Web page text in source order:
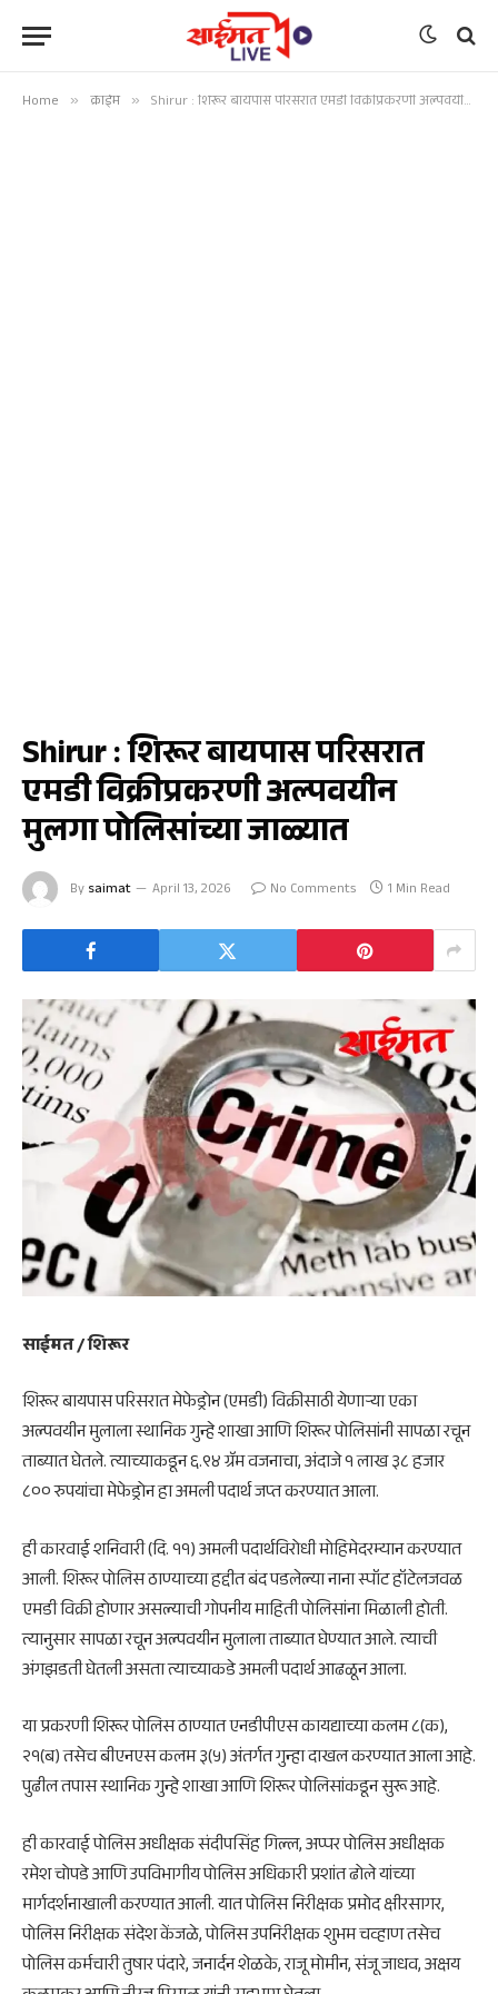
Home » क्राईम » Shirur : शिरूर बायपास परिसरात एमडी विक्रीप्रकरणी अल्पवयीन मुलगा पोलिसांच्या जाळ्यात
Shirur : शिरूर बायपास परिसरात
एमडी विक्रीप्रकरणी अल्पवयीन
मुलगा पोलिसांच्या जाळ्यात
By saimat April 13, 2026 No Comments 1 Min Read
साईमत / शिरूर
शिरूर बायपास परिसरात मेफेड्रोन (एमडी) विक्रीसाठी येणाऱ्या एका
अल्पवयीन मुलाला स्थानिक गुन्हे शाखा आणि शिरूर पोलिसांनी सापळा रचून
ताब्यात घेतले. त्याच्याकडून ६.९४ ग्रॅम वजनाचा, अंदाजे १ लाख ३८ हजार
८०० रुपयांचा मेफेड्रोन हा अमली पदार्थ जप्त करण्यात आला.
ही कारवाई शनिवारी (दि. ११) अमली पदार्थविरोधी मोहिमेदरम्यान करण्यात
आली. शिरूर पोलिस ठाण्याच्या हद्दीत बंद पडलेल्या नाना स्पॉट हॉटेलजवळ
एमडी विक्री होणार असल्याची गोपनीय माहिती पोलिसांना मिळाली होती.
त्यानुसार सापळा रचून अल्पवयीन मुलाला ताब्यात घेण्यात आले. त्याची
अंगझडती घेतली असता त्याच्याकडे अमली पदार्थ आढळून आला.
या प्रकरणी शिरूर पोलिस ठाण्यात एनडीपीएस कायद्याच्या कलम ८(क),
२१(ब) तसेच बीएनएस कलम ३(५) अंतर्गत गुन्हा दाखल करण्यात आला आहे.
पुढील तपास स्थानिक गुन्हे शाखा आणि शिरूर पोलिसांकडून सुरू आहे.
ही कारवाई पोलिस अधीक्षक संदीपसिंह गिल्ल, अप्पर पोलिस अधीक्षक
रमेश चोपडे आणि उपविभागीय पोलिस अधिकारी प्रशांत ढोले यांच्या
मार्गदर्शनाखाली करण्यात आली. यात पोलिस निरीक्षक प्रमोद क्षीरसागर,
पोलिस निरीक्षक संदेश केंजळे, पोलिस उपनिरीक्षक शुभम चव्हाण तसेच
पोलिस कर्मचारी तुषार पंदारे, जनार्दन शेळके, राजू मोमीन, संजू जाधव, अक्षय